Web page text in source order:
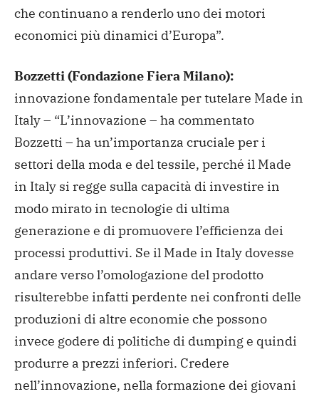
che continuano a renderlo uno dei motori
economici più dinamici d’Europa”.
Bozzetti (Fondazione Fiera Milano):
innovazione fondamentale per tutelare Made in
Italy – “L’innovazione – ha commentato
Bozzetti – ha un’importanza cruciale per i
settori della moda e del tessile, perché il Made
in Italy si regge sulla capacità di investire in
modo mirato in tecnologie di ultima
generazione e di promuovere l’efficienza dei
processi produttivi. Se il Made in Italy dovesse
andare verso l’omologazione del prodotto
risulterebbe infatti perdente nei confronti delle
produzioni di altre economie che possono
invece godere di politiche di dumping e quindi
produrre a prezzi inferiori. Credere
nell’innovazione, nella formazione dei giovani